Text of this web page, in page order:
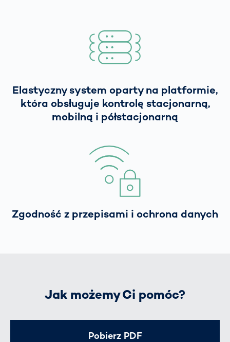
Elastyczny system oparty na platformie,
która obsługuje kontrolę stacjonarną,
mobilną i półstacjonarną
Zgodność z przepisami i ochrona danych
Jak możemy Ci pomóc?
Pobierz PDF